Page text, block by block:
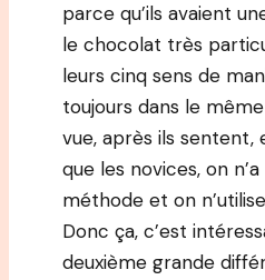
parce qu’ils avaient
le chocolat très
leurs cinq sens de
toujours dans le
vue, après ils sentent,
que les novices, on
méthode et on
Donc ça, c’est
deuxième grande